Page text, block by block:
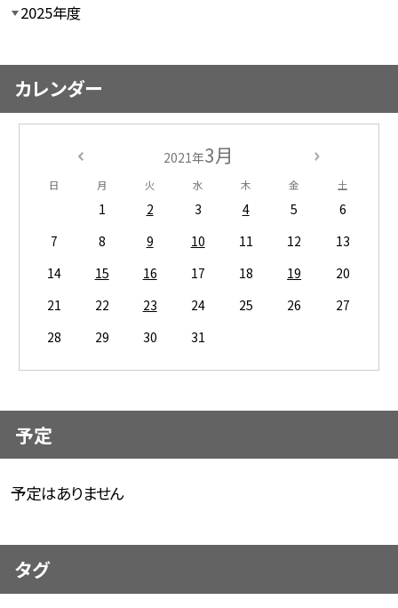
2025年度
カレンダー
2021年3月
日 月 火 水 木 金 土
1 2 3 4 5
6
7
8 9 10 11 12
13
14
15 16 17 18 19
20
21
22 23 24 25 26
27
28
29 30 31
予定
予定はありません
タグ